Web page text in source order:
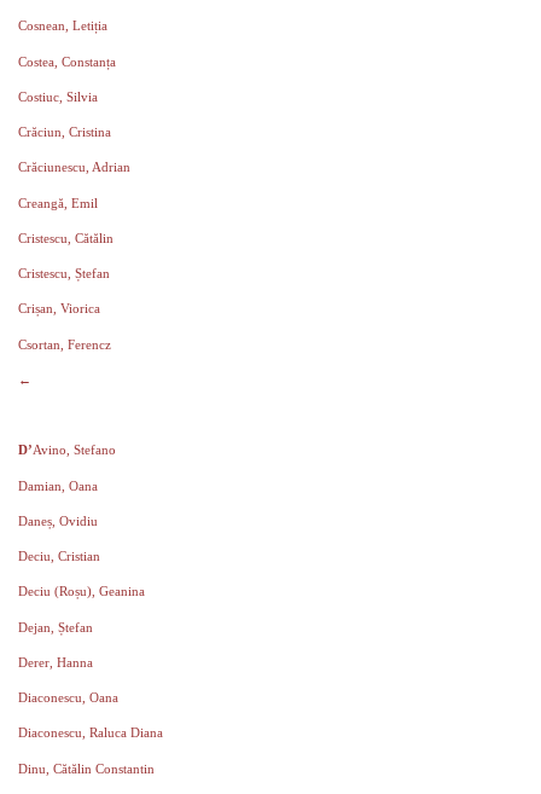
Cosnean, Letiția
Costea, Constanța
Costiuc, Silvia
Crăciun, Cristina
Crăciunescu, Adrian
Creangă, Emil
Cristescu, Cătălin
Cristescu, Ștefan
Crișan, Viorica
Csortan, Ferencz
←
D’Avino, Stefano
Damian, Oana
Daneș, Ovidiu
Deciu, Cristian
Deciu (Roșu), Geanina
Dejan, Ștefan
Derer, Hanna
Diaconescu, Oana
Diaconescu, Raluca Diana
Dinu, Cătălin Constantin